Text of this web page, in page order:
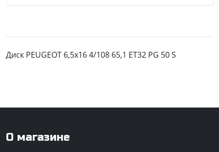
Диск PEUGEOT 6,5x16 4/108 65,1 ET32 PG 50 S
О магазине